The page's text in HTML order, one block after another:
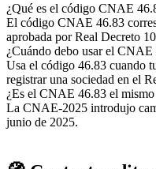
¿Qué es el código CNAE
El código CNAE 46.83
aprobada por Real Decreto
¿Cuándo debo usar el CNAE
Usa el código 46.83 cuando
registrar una sociedad en el
¿Es el CNAE 46.83 el
La CNAE-2025 introdujo
junio de 2025.